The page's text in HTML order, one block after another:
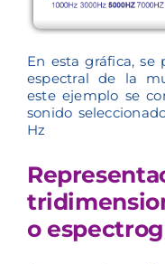
En esta gráfica, se
espectral de la
este ejemplo se
sonido
Hz
o